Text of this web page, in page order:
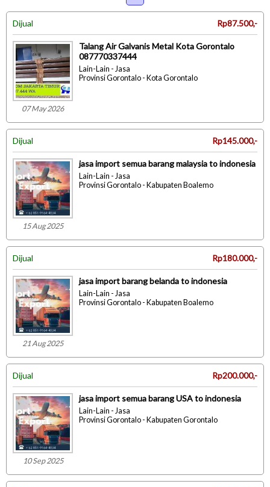
Dijual Rp87.500,-
07 May 2026
Talang Air Galvanis Metal Kota Gorontalo
087770337444
Lain-Lain - Jasa
Provinsi Gorontalo - Kota Gorontalo
Dijual Rp145.000,-
15 Aug 2025
jasa import semua barang malaysia to indonesia
Lain-Lain - Jasa
Provinsi Gorontalo - Kabupaten Boalemo
Dijual Rp180.000,-
21 Aug 2025
jasa import barang belanda to indonesia
Lain-Lain - Jasa
Provinsi Gorontalo - Kabupaten Boalemo
Dijual Rp200.000,-
10 Sep 2025
jasa import semua barang USA to indonesia
Lain-Lain - Jasa
Provinsi Gorontalo - Kabupaten Gorontalo